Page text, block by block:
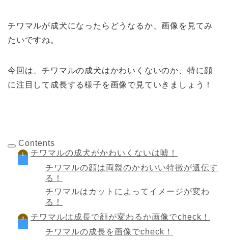
チワマルが成犬になったらどうなるか、画像を見てみ
たいですね。
今回は、チワマルの成犬はかわいくないのか、特に顔
に注目して成長する様子を画像で見ていきましょう！
Contents
チワマルの成犬がかわいくないは嘘！
チワマルの顔は両親のかわいい特徴が遺伝す
る！
チワマルはカットによってイメージが変わ
る！
チワマルは成長で顔が変わるか画像でcheck！
チワマルの成長を画像でcheck！